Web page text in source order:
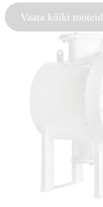
Vaata kõiki tooteid